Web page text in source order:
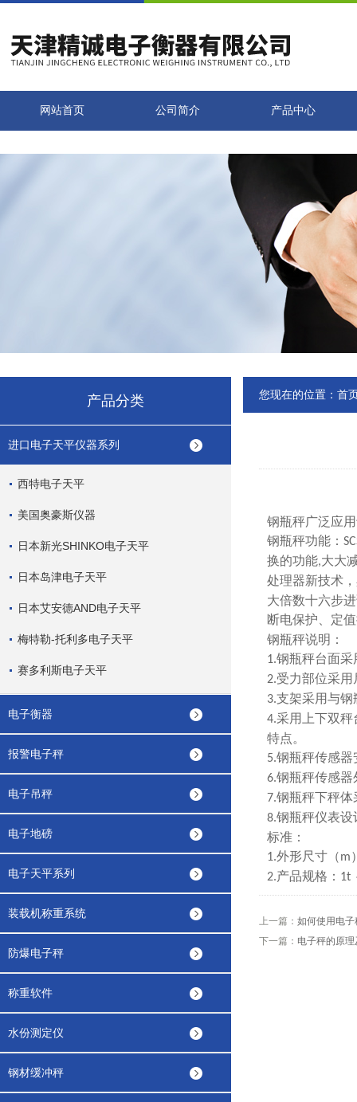
网站首页 公司简介 产品中心
产品分类
进口电子天平仪器系列
西特电子天平
美国奥豪斯仪器
日本新光SHINKO电子天平
日本岛津电子天平
日本艾安德AND电子天平
梅特勒-托利多电子天平
赛多利斯电子天平
电子衡器
报警电子秤
电子吊秤
电子地磅
电子天平系列
装载机称重系统
防爆电子秤
称重软件
水份测定仪
钢材缓冲秤
您现在的位置： 首
钢瓶秤广泛应
钢瓶秤功能：
换的功能,大大
处理器新技术
大倍数十六步
断电保护、定
钢瓶秤说明：
1.钢瓶秤台面采
2.受力部位采
3.支架采用与钢
4.采用上下双秤
特点。
5.钢瓶秤传感器
6.钢瓶秤传感器
7.钢瓶秤下秤体
8.钢瓶秤仪表设
标准：
1.外形尺寸 （m
2.产品规格： 1t
上一篇： 如何使用电
下一篇： 电子秤的原